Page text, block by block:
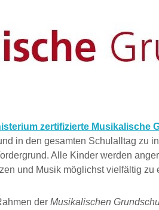
zertifizierte Musikalische
in den gesamten Schulalltag zu
Alle Kinder werden
und Musik möglichst vielfältig zu
der Musikalischen